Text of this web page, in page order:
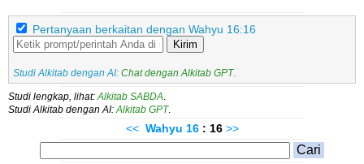
Pertanyaan berkaitan dengan Wahyu 16:16
Kirim
Studi Alkitab dengan AI: Chat dengan Alkitab GPT.
Studi lengkap, lihat: Alkitab SABDA
Studi Alkitab dengan AI: Alkitab GPT.
<< Wahyu 16 : 16 >>